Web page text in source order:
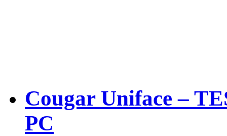
Cougar Uniface –
PC